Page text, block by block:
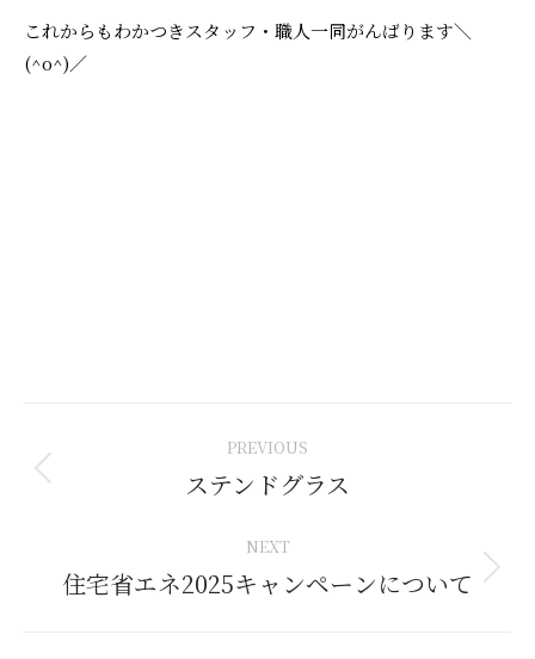
これからもわかつきスタッフ・職人一同がんばります＼
(^o^)／
navigation
PREVIOUS
Previous
ステンドグラス
NEXT
Next
住宅省エネ2025キャンペーンについて